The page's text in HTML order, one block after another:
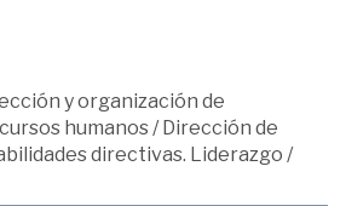
y organización de
humanos/Dirección de
directivas. Liderazgo /